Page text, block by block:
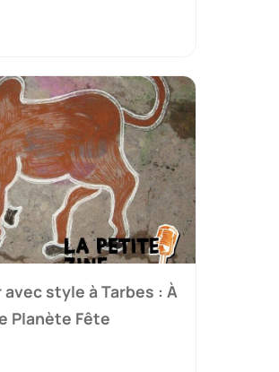
avec style à Tarbes : À
Planète Fête